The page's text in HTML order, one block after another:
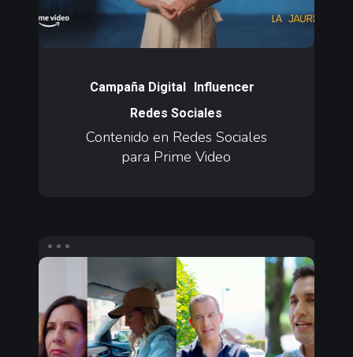
Video
en
Redes
Sociales
para
Campaña Digital
Influencer
Redes Sociales
Contenido en Redes Sociales
para Prime Video
Contenido
Redes
Sociales